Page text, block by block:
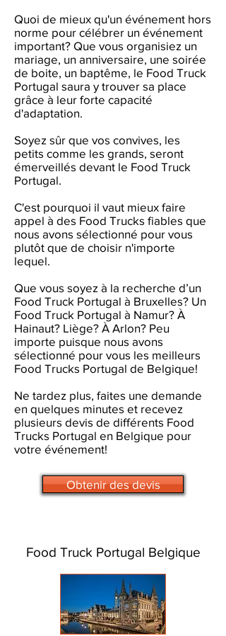
Quoi de mieux qu'un événement hors
norme pour célébrer un événement
important? Que vous organisiez un
mariage, un anniversaire, une soirée
de boite, un baptême, le Food Truck
Portugal saura y trouver sa place
grâce à leur forte capacité
d'adaptation.
Soyez sûr que vos convives, les
petits comme les grands, seront
émerveillés devant le Food Truck
Portugal.
C'est pourquoi il vaut mieux faire
appel à des Food Trucks fiables que
nous avons sélectionné pour vous
plutôt que de choisir n'importe
lequel.
Que vous soyez à la recherche d’un
Food Truck Portugal à Bruxelles? Un
Food Truck Portugal à Namur? À
Hainaut? Liège? À Arlon? Peu
importe puisque nous avons
sélectionné pour vous les meilleurs
Food Trucks Portugal de Belgique!
Ne tardez plus, faites une demande
en quelques minutes et recevez
plusieurs devis de différents Food
Trucks Portugal en Belgique pour
votre événement!
Obtenir des devis
Food Truck Portugal Belgique